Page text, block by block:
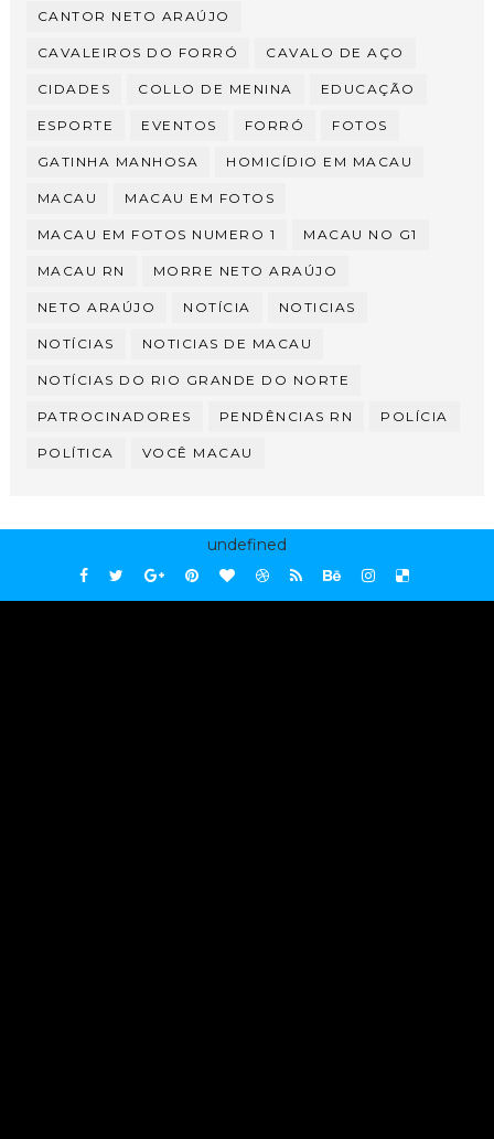
CANTOR NETO ARAÚJO
CAVALEIROS DO FORRÓ CAVALO DE AÇO
CIDADES COLLO DE MENINA EDUCAÇÃO
ESPORTE EVENTOS FORRÓ FOTOS
GATINHA MANHOSA HOMICÍDIO EM MACAU
MACAU MACAU EM FOTOS
MACAU EM FOTOS NUMERO 1 MACAU NO G1
MACAU RN MORRE NETO ARAÚJO
NETO ARAÚJO NOTÍCIA NOTICIAS
NOTÍCIAS NOTICIAS DE MACAU
NOTÍCIAS DO RIO GRANDE DO NORTE
PATROCINADORES PENDÊNCIAS RN POLÍCIA
POLÍTICA VOCÊ MACAU
undefined